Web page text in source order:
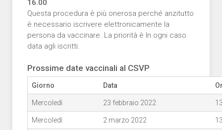
16.00.
Questa procedura è più onerosa perché anzitutto
è necessario iscrivere elettronicamente la
persona da vaccinare. La priorità è In ogni caso
data agli iscritti.
Prossime date vaccinali al CSVP
Giorno Data
Mercoledì 23 febbraio 2022
Mercoledì 2 marzo 2022